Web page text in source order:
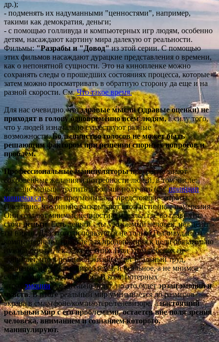
др.);
- подменять их надуманными "ценностями", например,
такими как демократия, деньги;
- с помощью голливуда и компьютерных игр людям, особенно
детям, насаждают картину мира далекую от реальности.
Фильмы:"Разрабы и "Довод"из этой серии. С помощью
этих фильмов насаждают дурацкие представления о времени,
как о непонятной сущности. Это на кинопленке можно
сохранять следы о прошедших состояниях процесса, которые
затем можно просматривать в обратную сторону да еще и на
разной скорости. См.Что такое время.
Для нас очевидно, чтоздравые мысли (здравые оценки) не
приходят в голову одновременно всем людям,в силу того,
что у людей изначально существуют разные
возможности.Большинство голосов не может быть
решающим фактором при решении спорных вопросов и
проблем.
Профессиональные манипуляторыпрекрасно знают
сокровенные желания и потребности людей, в том числе:
желание меньше тратить и больше получать (см.принцип
минимакса). Они преуменьшают предстоящие затраты.
Очевидно, что они не раскрывают свои истинные намерения.
Они создают мнимые ценности и идеалы, где во главе угла
стоятденьги. Есть деньги - ты уважаемый человек, нет денег -
ты никто. Для этого используется не только Голливуд, но и
компьютерные игры, где для продвижения к цели обязательно
нужны деньги, а как же без них. При этом ребенок не
понимает, что в реальной жизни будет реальный труд,
реальные трудности и проблемы, и реальное, а не мнимое
счастье при их достижении. В компьютерных
играх эмоцииобязательно будут, но это будетэрзац эмоций и
чувств. В итоге реальный мир уменьшается до размеров
экрана в смартфоне/компьютере/телевизоре, анастоящий
реальный мир с его проблемами, остается вне поля зрения
человека, вниманием и сознанием которого,
манипулируют.